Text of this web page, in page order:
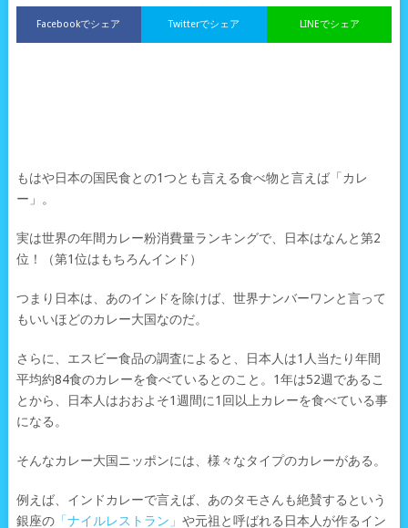
Facebookでシェア LINEでシェア
Twitterでシェア
もはや日本の国民食との1つとも言える食べ物と言えば「カレ
ー」。
実は世界の年間カレー粉消費量ランキングで、日本はなんと第2
位！（第1位はもちろんインド）
つまり日本は、あのインドを除けば、世界ナンバーワンと言って
もいいほどのカレー大国なのだ。
さらに、エスビー食品の調査によると、日本人は1人当たり年間
平均約84食のカレーを食べているとのこと。1年は52週であるこ
とから、日本人はおおよそ1週間に1回以上カレーを食べている事
になる。
そんなカレー大国ニッポンには、様々なタイプのカレーがある。
例えば、インドカレーで言えば、あのタモさんも絶賛するという
銀座の「ナイルレストラン」 や元祖と呼ばれる日本人が作るイン